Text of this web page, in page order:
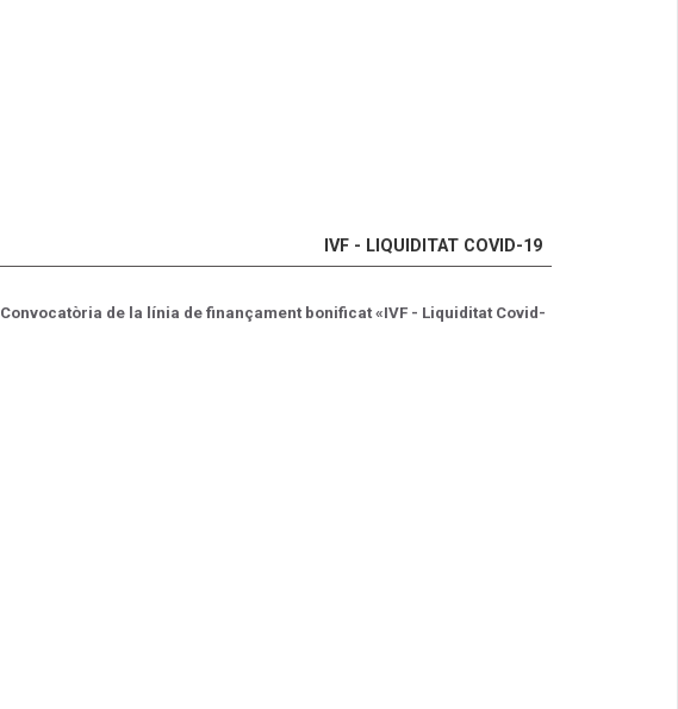
IVF - LIQUIDITAT COVID-19
Convocatòria de la línia de finançament bonificat «IVF - Liquiditat Covid-